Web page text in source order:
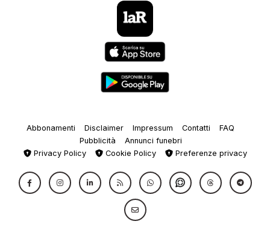
Abbonamenti Disclaimer Impressum Contatti
FAQ
Pubblicità
Annunci funebri
Privacy Policy
Cookie Policy Preferenze privacy